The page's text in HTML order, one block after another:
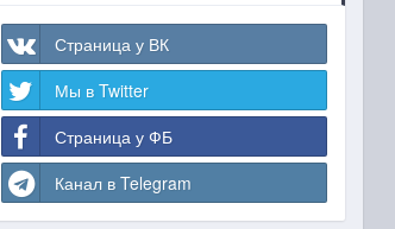
Страница у ВК
Мы в Twitter
Страница у ФБ
Канал в Telegram